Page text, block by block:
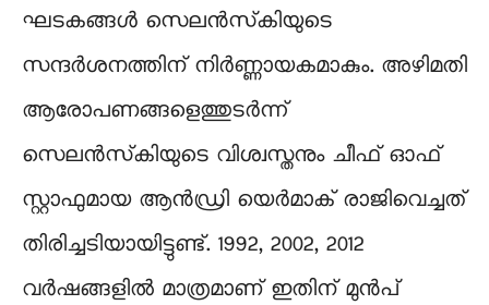
ഘടകങ്ങൾ സെലൻസ്‌കിയുടെ
സന്ദർശനത്തിന് നിർണ്ണായകമാകും. അഴിമതി
ആരോപണങ്ങളെത്തുടർന്ന്
സെലൻസ്‌കിയുടെ വിശ്വസ്തനും ചീഫ് ഓഫ്
സ്റ്റാഫുമായ ആൻഡ്രി യെർമാക് രാജിവെച്ചത്
തിരിച്ചടിയായിട്ടുണ്ട്. 1992, 2002, 2012
വർഷങ്ങളിൽ മാത്രമാണ് ഇതിന് മുൻപ്